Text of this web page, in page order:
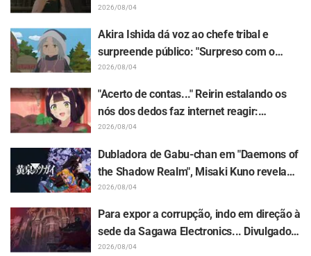
WEB e pôsteres do episódio 5 do anime "I
Want to Love You Till Your Dying Day"
2026/08/04
Akira Ishida dá voz ao chefe tribal e
surpreende público: "Surpreso com o
papel de vovô" "A voz de um idoso gentil
também ficou ótima" / Episódio 6 do
anime "Jaadugar: A Witch in Mongolia"
2026/08/04
"Acerto de contas..." Reirin estalando os
nós dos dedos faz internet reagir:
"Totalmente marombeira kkkk" "Olha a
2026/08/04
Dubladora de Gabu-chan em "Daemons of
the Shadow Realm", Misaki Kuno revela
bastidores de sua "atuação de alma" no
episódio 17: "Meu corpo inteiro tremia e
acabei chorando..."
2026/08/04
Para expor a corrupção, indo em direção à
sede da Sagawa Electronics... Divulgados
a sinopse, os cortes de cena e o visual do
2026/08/04